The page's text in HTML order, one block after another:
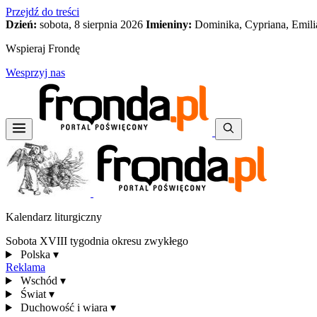
Przejdź do treści
Dzień: sobota, 8 sierpnia 2026 Imieniny: Dominika, Cypriana,
Wspieraj Frondę
Wesprzyj nas
Kalendarz liturgiczny
Sobota XVIII tygodnia okresu zwykłego
Polska ▾
Reklama
Wschód ▾
Świat ▾
Duchowość i wiara ▾